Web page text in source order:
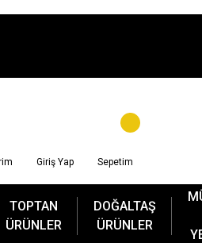
Giriş Yap Sepetim
TOPTAN
ÜRÜNLER
DOĞALTAŞ
ÜRÜNLER